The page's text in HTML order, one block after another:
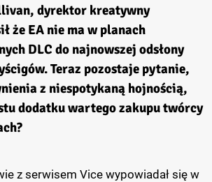
dyrektor kreatywny
że EA nie ma w planach
DLC do najnowszej odsłony
Teraz pozostaje pytanie,
z niespotykaną hojnością,
dodatku wartego zakupu twórcy
z serwisem Vice wypowiadał się w